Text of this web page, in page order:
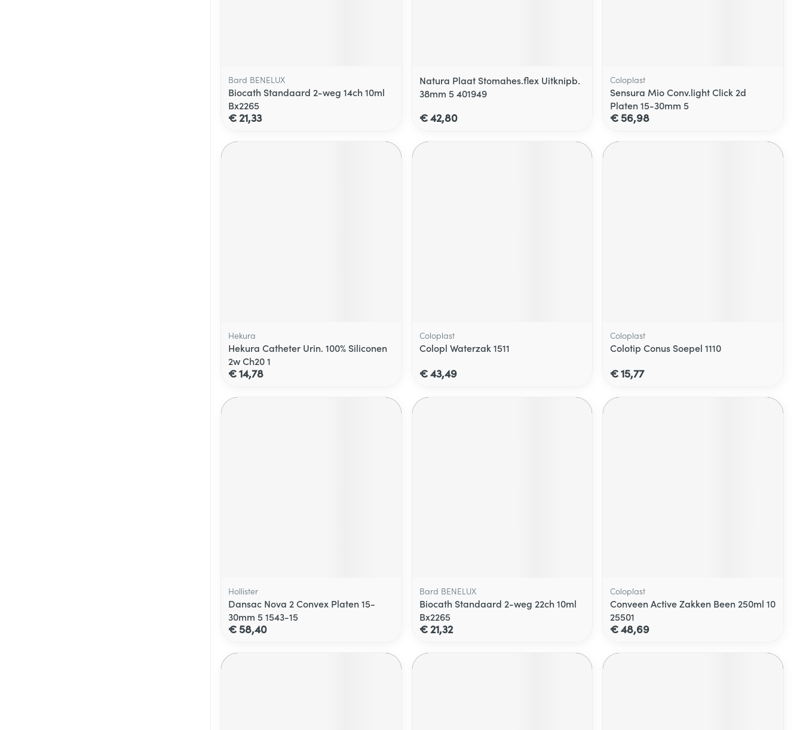
Bard BENELUX
Biocath Standaard 2-weg 14ch 10ml
Bx2265
€ 21,33
Natura Plaat Stomahes.flex Uitknipb.
38mm 5 401949
€ 42,80
Coloplast
Sensura Mio Conv.light Click 2d
Platen 15-30mm 5
€ 56,98
Hekura
Hekura Catheter Urin. 100% Siliconen
2w Ch20 1
€ 14,78
Coloplast
Colopl Waterzak 1511
€ 43,49
Coloplast
Colotip Conus Soepel 1110
€ 15,77
Hollister
Dansac Nova 2 Convex Platen 15-
30mm 5 1543-15
€ 58,40
Bard BENELUX
Biocath Standaard 2-weg 22ch 10ml
Bx2265
€ 21,32
Coloplast
Conveen Active Zakken Been 250ml 10
25501
€ 48,69